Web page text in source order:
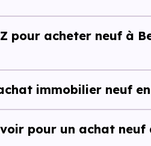
secondaires.
% de propriétaires et
complémentaires : un
ou d'achat de résidence
dans le neuf ou
pour acheter neuf à
immobilier neuf en
pour un achat neuf